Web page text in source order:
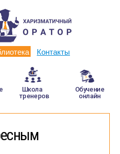
Контакты
Школа
тренеров
Обучение
онлайн